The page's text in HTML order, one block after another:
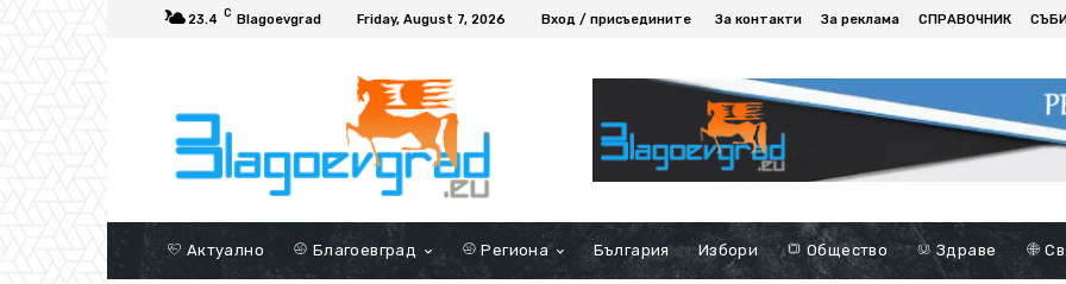
23.4 C Blagoevgrad Friday, August 7, 2026 Вход / присъедините За контакти За реклама СПРАВОЧНИК
Актуално Благоевград Региона България Избори Общество Здраве